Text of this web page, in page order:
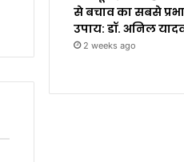
से बचाव का सबसे
उपाय: डॉ. अनिल
2 weeks ago